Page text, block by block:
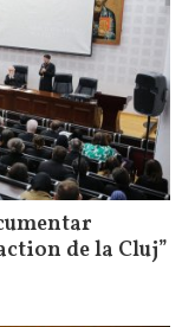
de la Cluj”